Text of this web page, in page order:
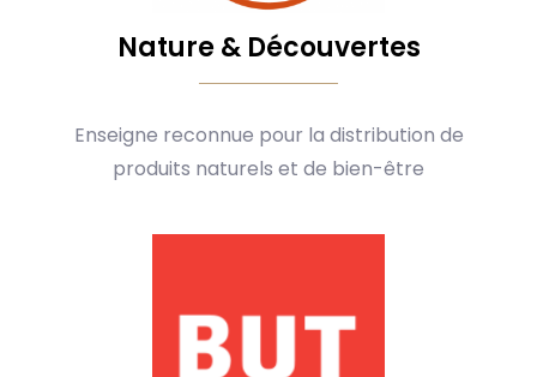
Nature & Découvertes
Enseigne reconnue pour la distribution de
produits naturels et de bien-être